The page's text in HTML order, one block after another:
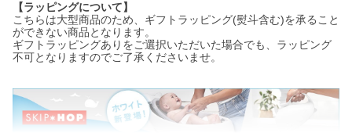
【ラッピングについて】
こちらは大型商品のため、ギフトラッピング(熨斗含む)を承ること
ができない商品となります。
ギフトラッピングありをご選択いただいた場合でも、ラッピング
不可となりますのでご了承くださいませ。